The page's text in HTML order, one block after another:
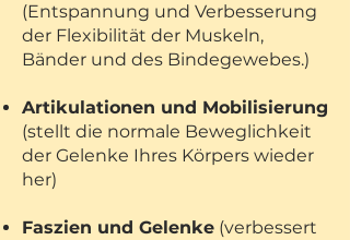
(Entspannung und Verbesserung
der Flexibilität der Muskeln,
Bänder und des Bindegewebes.)
Artikulationen und Mobilisierung
(stellt die normale Beweglichkeit
der Gelenke Ihres Körpers wieder
her)
Faszien und Gelenke (verbessert